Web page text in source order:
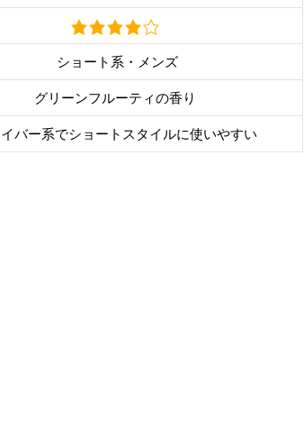
ショート系・メンズ
グリーンフルーティの香り
バー系でショートスタイルに使いやすい